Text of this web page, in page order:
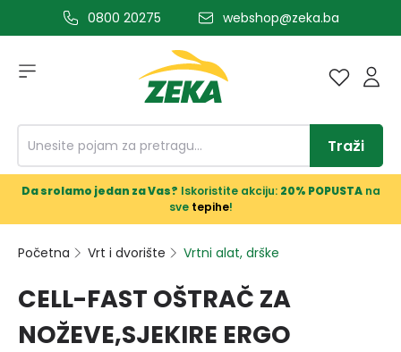
glavni sadržaj0800 20275 webshop@zeka.ba
Traži
Da srolamo jedan za Vas? Iskoristite akciju: 20% POPUSTAna
sve tepihe!
Početna Vrt i dvorište Vrtni alat, drške
CELL-FAST OŠTRAČ ZA
NOŽEVE,SJEKIRE ERGO